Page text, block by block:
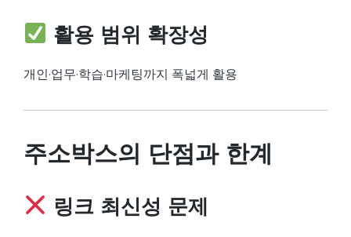
활용 범위 확장성
개인·업무·학습·마케팅까지 폭넓게 활용
주소박스의 단점과 한계
링크 최신성 문제